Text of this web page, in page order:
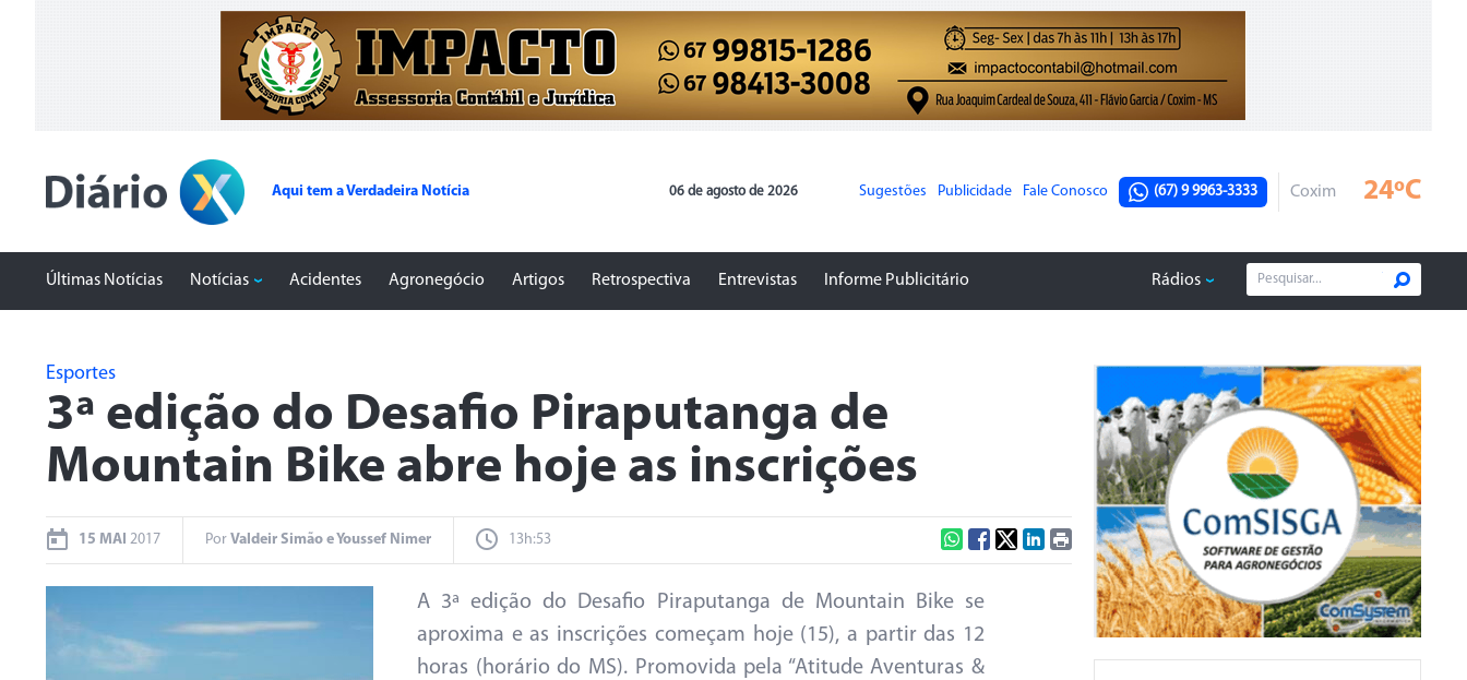
Aqui tem a Verdadeira Notícia 06 de agosto de 2026 Sugestões Publicidade Fale Conosco (67) 9 9963-3333 Coxim 24ºC
Últimas Notícias Notícias Acidentes Agronegócio Artigos Retrospectiva Entrevistas Informe Publicitário Rádios
Esportes
3ª edição do Desafio Piraputanga de
Mountain Bike abre hoje as inscrições
15 MAI 2017 Por Valdeir Simão e Youssef Nimer 13h:53
A 3ª edição do Desafio Piraputanga de Mountain Bike se
aproxima e as inscrições começam hoje (15), a partir das 12
horas (horário do MS). Promovida pela “Atitude Aventuras &